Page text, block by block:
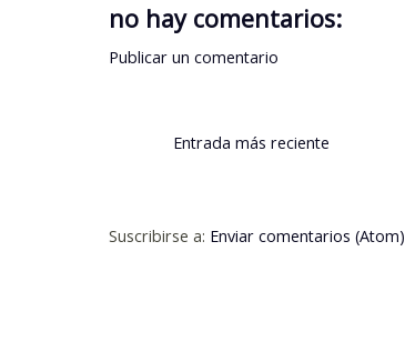
no hay comentarios:
Publicar un comentario
Entrada más reciente
Suscribirse a: Enviar comentarios (Atom)